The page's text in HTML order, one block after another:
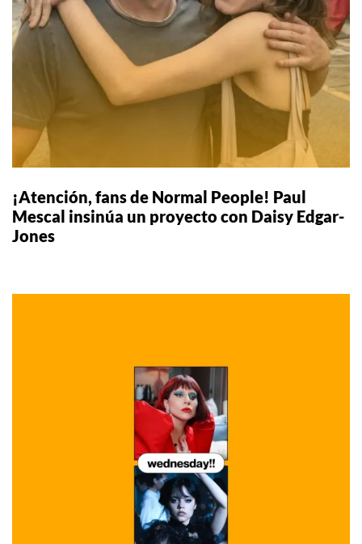
¡Atención, fans de Normal People! Paul
Mescal insinúa un proyecto con Daisy Edgar-
Jones